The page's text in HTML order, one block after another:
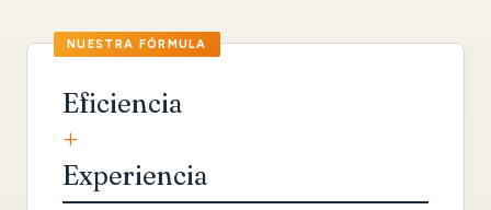
Eficiencia
+
Experiencia